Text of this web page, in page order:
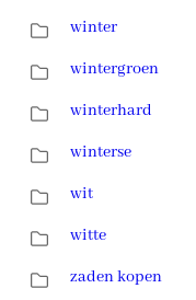
winter
wintergroen
winterhard
winterse
wit
witte
zaden kopen